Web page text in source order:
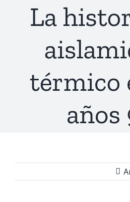
La
térmico
años